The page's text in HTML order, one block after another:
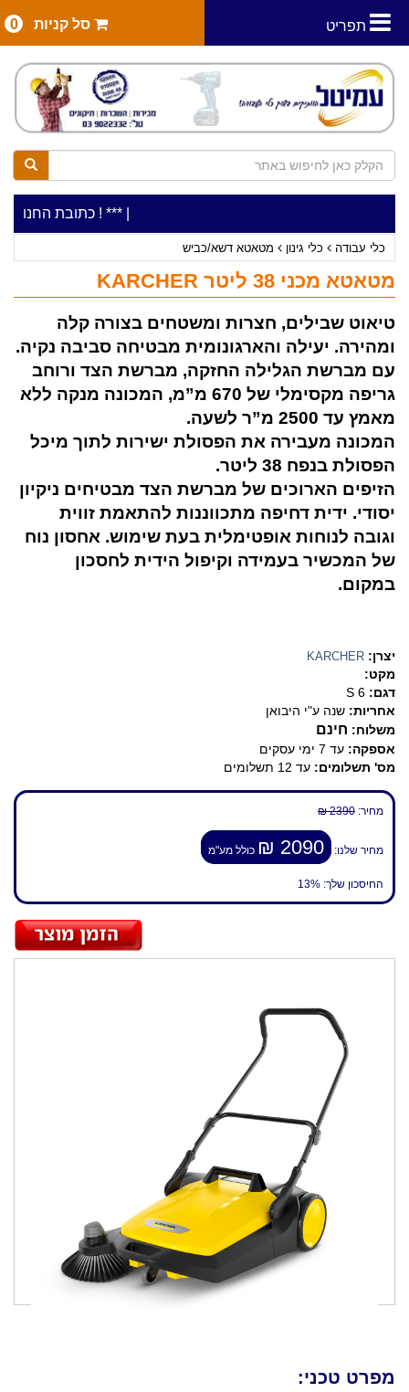
תפריט סל קניות 0
***כתובת החנות: רח' המלאכה 2, ביתן 8 (כניסה ***כלי עבודה להשכרה בתעריף יומי משתלם ! ***
כלי עבודה כלי גינון מטאטא דשא/כביש
מטאטא מכני 38 ליטר KARCHER
טיאוט שבילים, חצרות ומשטחים בצורה קלה
ומהירה. יעילה והארגונומית מבטיחה סביבה נקיה.
עם מברשת הגלילה החזקה, מברשת הצד ורוחב
גריפה מקסימלי של 670 מ”מ, המכונה מנקה ללא
מאמץ עד 2500 מ”ר לשעה.
המכונה מעבירה את הפסולת ישירות לתוך מיכל
הפסולת בנפח 38 ליטר.
הזיפים הארוכים של מברשת הצד מבטיחים ניקיון
יסודי. ידית דחיפה מתכווננות להתאמת זווית
וגובה לנוחות אופטימלית בעת שימוש. אחסון נוח
של המכשיר בעמידה וקיפול הידית לחסכון
במקום.
יצרן: KARCHER
מקט:
דגם: S 6
אחריות: שנה ע"י היבואן
משלוח: חינם
אספקה: עד 7 ימי עסקים
מס' תשלומים: עד 12 תשלומים
מחיר: 2390 ₪
מחיר שלנו: 2090 ₪ כולל מע"מ
החיסכון שלך: 13%
מפרט טכני: